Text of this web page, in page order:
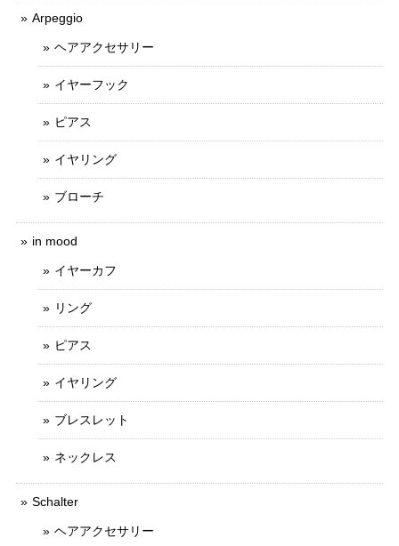
Arpeggio
ヘアアクセサリー
イヤーフック
ピアス
イヤリング
ブローチ
in mood
イヤーカフ
リング
ピアス
イヤリング
ブレスレット
ネックレス
Schalter
ヘアアクセサリー